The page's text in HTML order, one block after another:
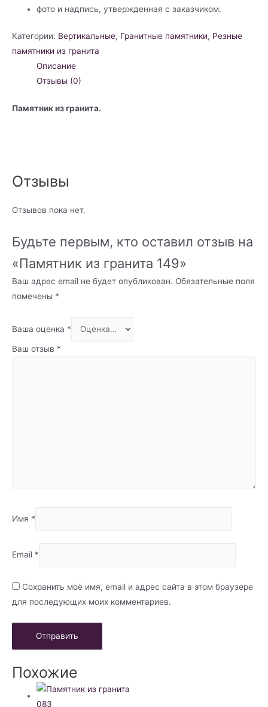
фото и надпись, утвержденная с заказчиком.
Категории: Вертикальные, Гранитные памятники, Резные
памятники из гранита
Описание
Отзывы (0)
Памятник из гранита.
Отзывы
Отзывов пока нет.
Будьте первым, кто оставил отзыв на
«Памятник из гранита 149»
Ваш адрес email не будет опубликован. Обязательные поля
помечены *
Ваша оценка *
Ваш отзыв *
Имя *
Email *
Сохранить моё имя, email и адрес сайта в этом браузере
для последующих моих комментариев.
Похожие